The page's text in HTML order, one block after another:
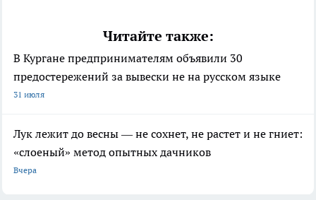
Читайте также:
В Кургане предпринимателям объявили 30
предостережений за вывески не на русском языке
31 июля
Лук лежит до весны — не сохнет, не растет и не гниет:
«слоеный» метод опытных дачников
Вчера